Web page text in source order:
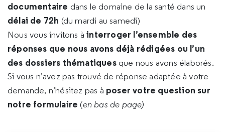
documentaire dans le domaine de la santé dans un
délai de 72h (du mardi au samedi)
Nous vous invitons àinterroger l’ensemble des
réponses que nous avons déjà rédigées ou l’un
des dossiers thématiques que nous avons élaborés.
Si vous n’avez pas trouvé de réponse adaptée à votre
demande, n’hésitez pas à poser votre question sur
notre formulaire (en bas de page)